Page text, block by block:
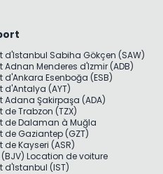
Sabiha Gökçen (SAW)
Menderes d'Izmir (ADB)
Esenboğa (ESB)
d'Antalya (AYT)
Şakirpaşa (ADA)
Trabzon (TZX)
de Dalaman à Muğla
Gaziantep (GZT)
Kayseri (ASR)
Location de voiture
d'Istanbul (IST)